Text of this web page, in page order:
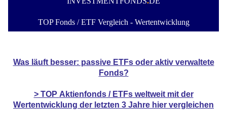
TOP Fonds / ETF Vergleich - Wertentwicklung
Was läuft besser: passive ETFs oder aktiv verwaltete
Fonds?
> TOP Aktienfonds / ETFsweltweit mit der
Wertentwicklung der letzten 3 Jahre hier vergleichen